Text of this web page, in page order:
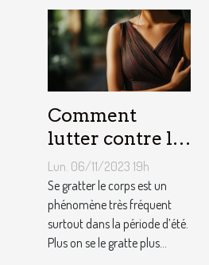
Comment
lutter contre la
démangeaison ?
Lun. 06/11/2023 19h
Se gratter le corps est un
phénomène très fréquent
surtout dans la période d’été.
Plus on se le gratte plus...